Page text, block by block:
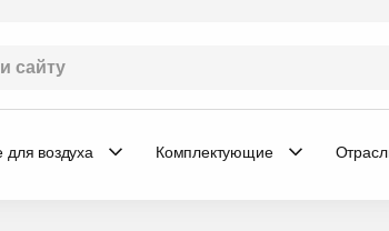
воздуха Комплектующие